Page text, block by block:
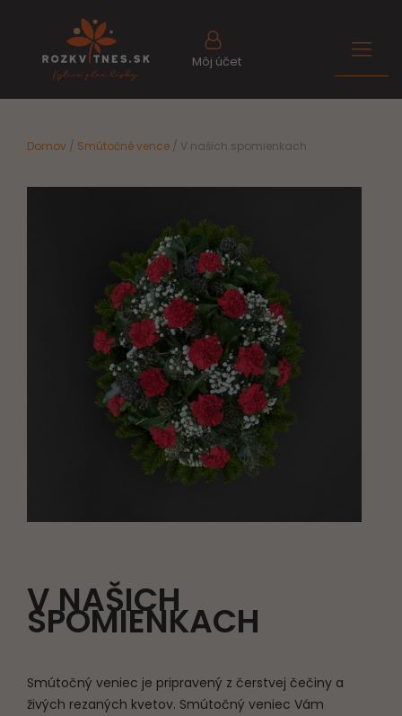
Môj účet
Domov / Smútočné vence / V našich spomienkach
V NAŠICH
SPOMIENKACH
Smútočný veniec je pripravený z čerstvej čečiny a
živých rezaných kvetov. Smútočný veniec Vám